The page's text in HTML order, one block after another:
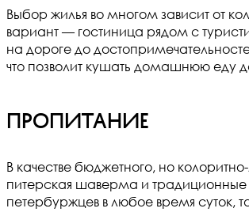
Выбор жилья во многом зависит от
вариант — гостиница рядом с
на дороге до
что позволит кушать домашнюю еду
Пропитание
В качестве бюджетного, но
питерская шаверма и традиционные
петербуржцев в любое время суток,